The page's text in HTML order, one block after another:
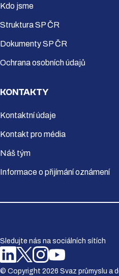
Kdo jsme
Struktura SP ČR
Dokumenty SP ČR
Ochrana osobních údajů
KONTAKTY
Kontaktní údaje
Kontakt pro média
Náš tým
Informace o přijímání oznámení
Sledujte nás na sociálních sítích
© Copyright 2026 Svaz průmyslu a